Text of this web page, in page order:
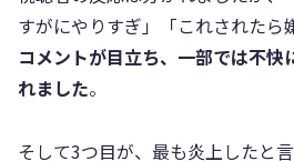
すがにやりすぎ」「これされたら
コメントが目立ち、一部では不快
れました。
そして3つ目が、最も炎上したと